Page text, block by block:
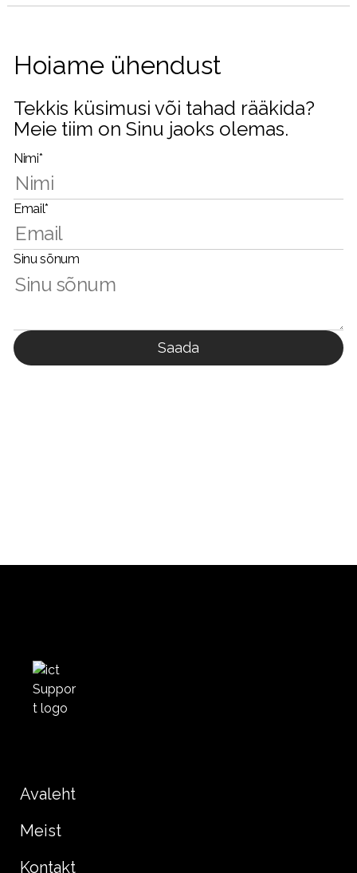
Hoiame ühendust
Tekkis küsimusi või tahad rääkida?
Meie tiim on Sinu jaoks olemas.
Nimi*
Email*
Sinu sõnum
Saada
Avaleht
Meist
Kontakt